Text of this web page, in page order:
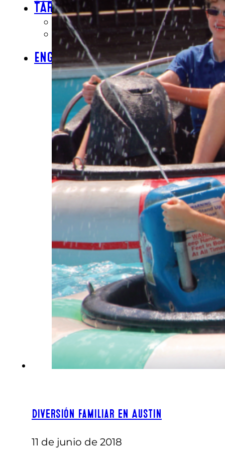
TARJETAS DE REGALO
COMPRA TARJETAS DE REGALO
CONSULTAR SALDO DE LA
TARJETA DE REGALO
ENGLISH
Diversión familiar en Austin
11 de junio de 2018